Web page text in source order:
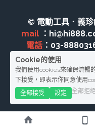
© 電動工具．義
mail ：
電話：03-
花蓮縣玉
條款
Cookie的使用
我們使用cookies來確保流暢
下接受，即表示你同意使用
全部接受
設定 全部拒